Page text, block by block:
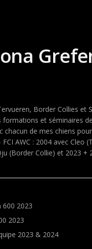
Border Collies et
et séminaires
de mes chiens pour
AWC : 2004 avec Cleo
(Border Collie) et 2023 +
600 2023
2023
2023 & 2024